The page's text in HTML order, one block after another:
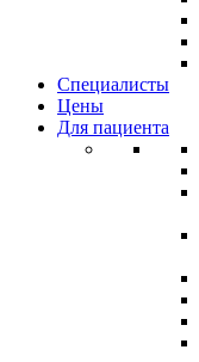
Специалисты
Цены
Для пациента